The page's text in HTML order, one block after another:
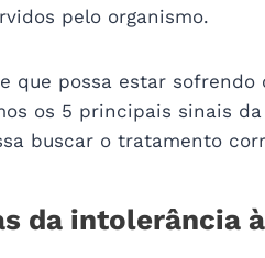
pelo organismo.
que possa estar
os 5 principais sinais
buscar o tratamento
da intolerância